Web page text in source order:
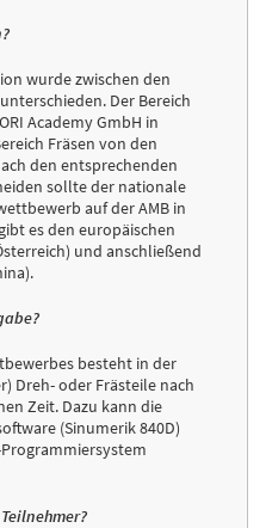
wurde zwischen den
Der Bereich
Academy GmbH in
Fräsen von den
den entsprechenden
sollte der nationale
auf der AMB in
es den europäischen
und anschließend
besteht in der
Dreh- oder Frästeile nach
Zeit. Dazu kann die
(Sinumerik 840D)